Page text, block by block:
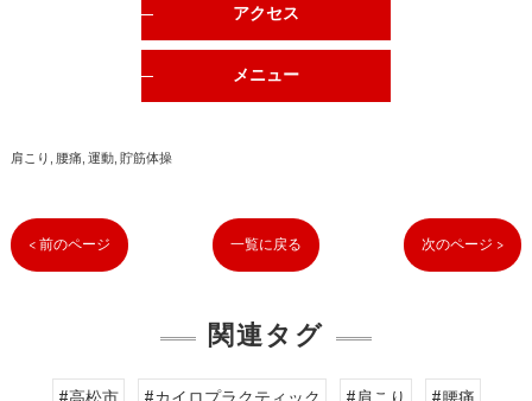
アクセス
メニュー
肩こり 腰痛 運動 貯筋体操
< 前のページ 一覧に戻る 次のページ >
関連タグ